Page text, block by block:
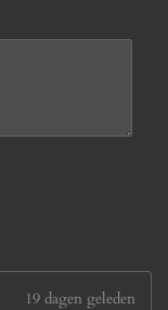
19 dagen geleden